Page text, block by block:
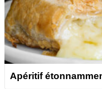
Apéritif